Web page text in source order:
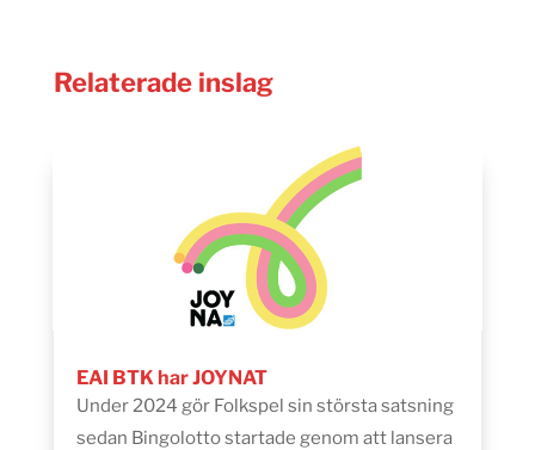
Relaterade inslag
EAI BTK har JOYNAT
Under 2024 gör Folkspel sin största satsning
sedan Bingolotto startade genom att lansera